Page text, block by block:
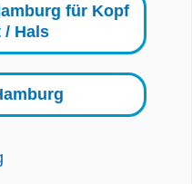
für Kopf
/ Hals